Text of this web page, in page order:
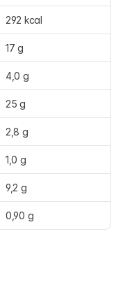
292 kcal
17 g
4,0 g
25 g
2,8 g
1,0 g
9,2 g
0,90 g